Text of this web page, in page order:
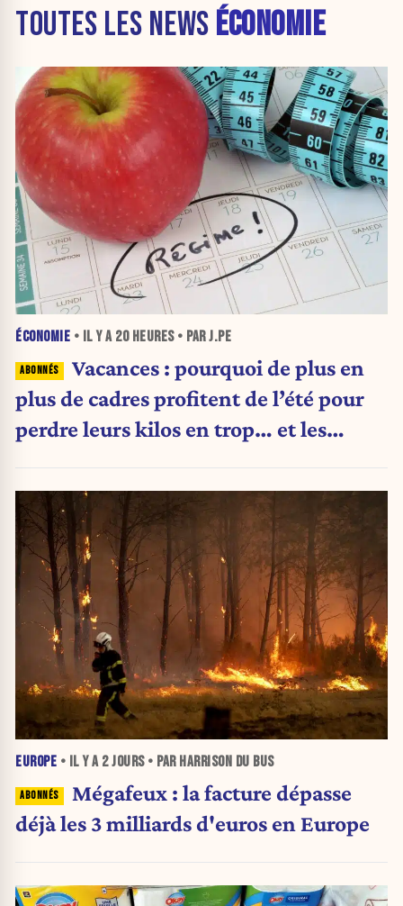
TOUTES LES NEWS ÉCONOMIE
ÉCONOMIE • IL Y A 20 HEURES• PAR J.PE
Vacances : pourquoi de plus en
plus de cadres profitent de l’été pour
perdre leurs kilos en trop… et les
arriver
EUROPE • IL Y A 2 JOURS• PAR HARRISON DU BUS
Mégafeux : la facture dépasse
déjà les 3 milliards d'euros en Europe